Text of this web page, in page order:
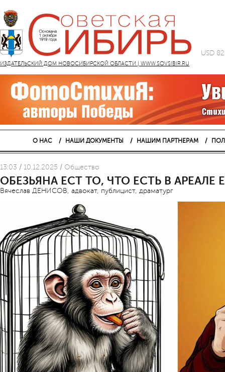
ИЗДАТЕЛЬСКИЙ ДОМ НОВОСИБИРСКОЙ ОБЛАСТИ | WWW.SOVSIBIR.RU
USD
О НАС НАШИ ДОКУМЕНТЫ НАШИМ ПАРТНЕРАМ
13:03 / 10.12.2025 / Общество
ОБЕЗЬЯНА ЕСТ ТО, ЧТО ЕСТЬ В АРЕАЛЕ
Вячеслав ДЕНИСОВ, адвокат, публицист, драматург